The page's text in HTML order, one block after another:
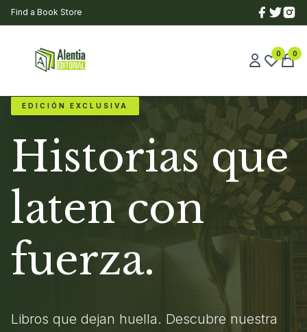
Find a Book Store
0 0
EDICIÓN EXCLUSIVA
Historias que
laten con
fuerza.
Libros que dejan huella. Descubre nuestra